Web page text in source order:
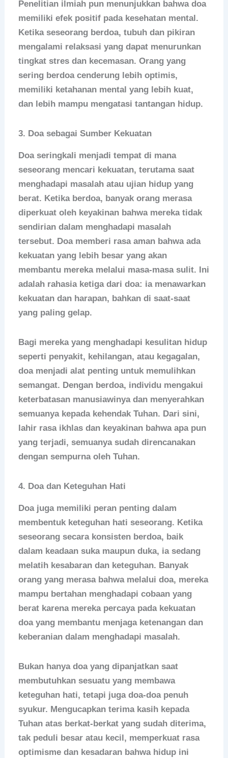
Penelitian ilmiah pun menunjukkan bahwa doa
memiliki efek positif pada kesehatan mental.
Ketika seseorang berdoa, tubuh dan pikiran
mengalami relaksasi yang dapat menurunkan
tingkat stres dan kecemasan. Orang yang
sering berdoa cenderung lebih optimis,
memiliki ketahanan mental yang lebih kuat,
dan lebih mampu mengatasi tantangan hidup.
3. Doa sebagai Sumber Kekuatan
Doa seringkali menjadi tempat di mana
seseorang mencari kekuatan, terutama saat
menghadapi masalah atau ujian hidup yang
berat. Ketika berdoa, banyak orang merasa
diperkuat oleh keyakinan bahwa mereka tidak
sendirian dalam menghadapi masalah
tersebut. Doa memberi rasa aman bahwa ada
kekuatan yang lebih besar yang akan
membantu mereka melalui masa-masa sulit. Ini
adalah rahasia ketiga dari doa: ia menawarkan
kekuatan dan harapan, bahkan di saat-saat
yang paling gelap.
Bagi mereka yang menghadapi kesulitan hidup
seperti penyakit, kehilangan, atau kegagalan,
doa menjadi alat penting untuk memulihkan
semangat. Dengan berdoa, individu mengakui
keterbatasan manusiawinya dan menyerahkan
semuanya kepada kehendak Tuhan. Dari sini,
lahir rasa ikhlas dan keyakinan bahwa apa pun
yang terjadi, semuanya sudah direncanakan
dengan sempurna oleh Tuhan.
4. Doa dan Keteguhan Hati
Doa juga memiliki peran penting dalam
membentuk keteguhan hati seseorang. Ketika
seseorang secara konsisten berdoa, baik
dalam keadaan suka maupun duka, ia sedang
melatih kesabaran dan keteguhan. Banyak
orang yang merasa bahwa melalui doa, mereka
mampu bertahan menghadapi cobaan yang
berat karena mereka percaya pada kekuatan
doa yang membantu menjaga ketenangan dan
keberanian dalam menghadapi masalah.
Bukan hanya doa yang dipanjatkan saat
membutuhkan sesuatu yang membawa
keteguhan hati, tetapi juga doa-doa penuh
syukur. Mengucapkan terima kasih kepada
Tuhan atas berkat-berkat yang sudah diterima,
tak peduli besar atau kecil, memperkuat rasa
optimisme dan kesadaran bahwa hidup ini